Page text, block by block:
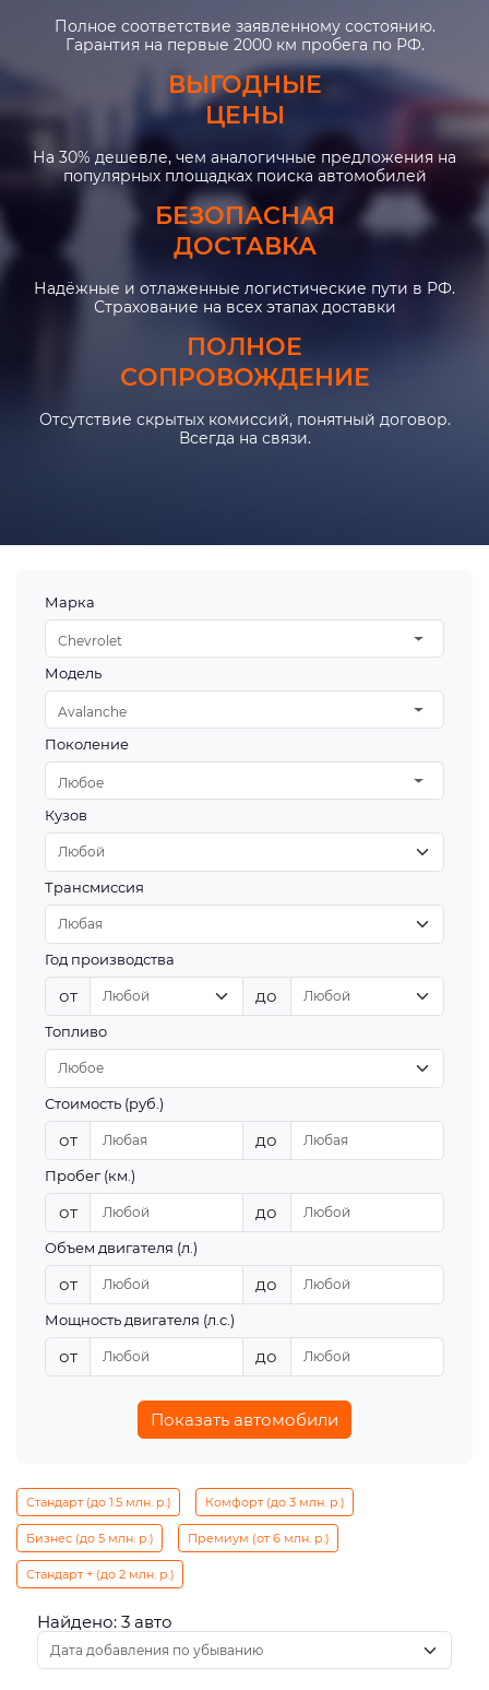
Полное соответствие заявленному состоянию.
Гарантия на первые 2000 км пробега по РФ.
ВЫГОДНЫЕ
ЦЕНЫ
На 30% дешевле, чем аналогичные предложения на
популярных площадках поиска автомобилей
БЕЗОПАСНАЯ
ДОСТАВКА
Надёжные и отлаженные логистические пути в РФ.
Страхование на всех этапах доставки
ПОЛНОЕ
СОПРОВОЖДЕНИЕ
Отсутствие скрытых комиссий, понятный договор.
Всегда на связи.
Марка
Chevrolet
Модель
Avalanche
Поколение
Любое
Кузов
Трансмиссия
Год производства
от до
Топливо
Стоимость (руб.)
от до
Пробег (км.)
от до
Объем двигателя (л.)
от до
Мощность двигателя (л.с.)
от до
Показать автомобили
Стандарт (до 1.5 млн. р.) Комфорт (до 3 млн. р.)
Бизнес (до 5 млн. р.) Премиум (от 6 млн. р.)
Стандарт + (до 2 млн. р.)
Найдено: 3 авто